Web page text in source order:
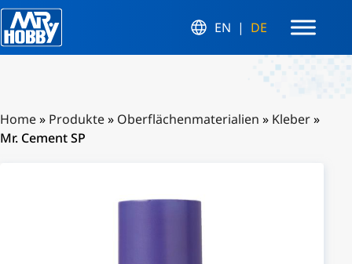
EN DE
Home» Produkte» Oberflächenmaterialien » Kleber»
Mr. Cement SP